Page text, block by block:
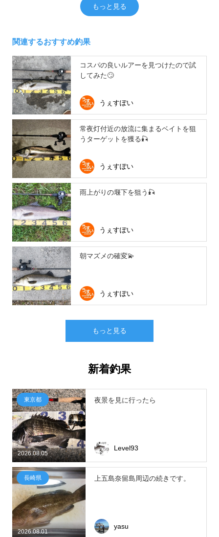
もっと見る
関連するおすすめ釣果
コスパの良いルアーを見つけたので試
してみた🙄
うぇすぽい
常夜灯付近の放流に集まるベイトを狙
うターゲットを獲る🎣
うぇすぽい
雨上がりの堰下を狙う🎣
うぇすぽい
朝マズメの確変💫
うぇすぽい
もっと見る
新着釣果
2026.08.05
東京都 夜景を見に行ったら
Level93
2026.08.01
長崎県 上五島奈留島周辺の続きです。
yasu